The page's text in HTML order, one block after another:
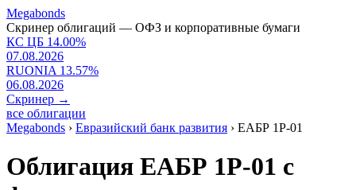
Megabonds
Скринер облигаций — ОФЗ и корпоративные бумаги
КС ЦБ 14.00%
07.08.2026
RUONIA 13.57%
06.08.2026
Скринер →
все облигации
Megabonds › Евразийский банк развития › ЕАБР 1Р-01
Облигация ЕАБР 1Р-01 с